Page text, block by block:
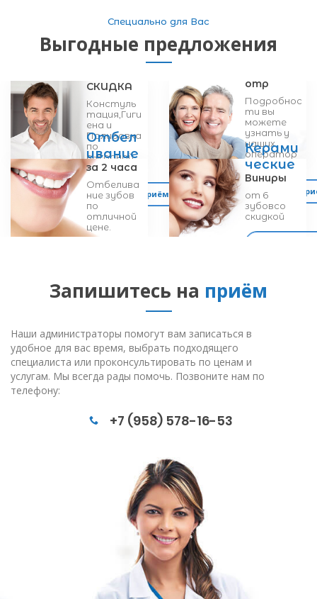
Специально для Вас
Выгодные предложения
Новым
пациен
СКИДКА
Констуль
тация,Гиги
ена и
Полировка
по
выгодной
цене.
Запись на приём
Беспла
отр
Подробнос
ти вы
можете
узнать у
наших
оператор
ов.
Запись на
Отбел
ивание
за 2 часа
Отбелива
ние зубов
по
отличной
цене.
Керами
ческие
Виниры
от 6
зубовсо
скидкой
Запишитесь на приём
Наши администраторы помогут вам записаться в
удобное для вас время, выбрать подходящего
специалиста или проконсультировать по ценам и
услугам. Мы всегда рады помочь. Позвоните нам по
телефону:
+7 (958) 578-16-53